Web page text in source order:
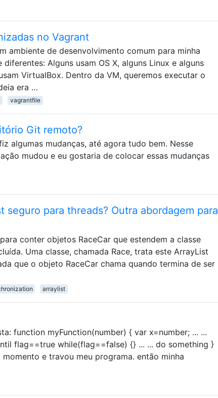
no Vagrant
ambiente de desenvolvimento comum para minha
Alguns usam OS X, alguns Linux e alguns
VirtualBox. Dentro da VM, queremos executar o
era …
vagrantfile
Git remoto?
algumas mudanças, até agora tudo bem. Nesse
mudou e eu gostaria de colocar essas mudanças
seguro para threads? Outra abordagem para
conter objetos RaceCar que estendem a classe
Uma classe, chamada Race, trata este ArrayList
que o objeto RaceCar chama quando termina de ser
arraylist
function myFunction(number) { var x=number; ... ...
flag==true while(flag==false) {} ... ... do something }
e travou meu programa. então minha